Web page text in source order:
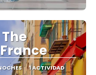
1 ACTIVIDAD